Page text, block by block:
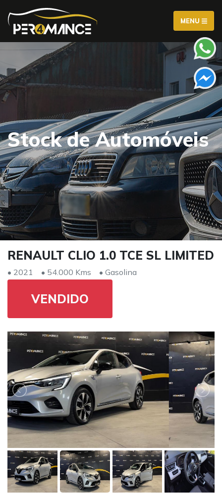
MENU
Stock de Automóveis
RENAULT CLIO 1.0 TCE SL LIMITED
• 2021 • 54.000 Kms • Gasolina
VENDIDO